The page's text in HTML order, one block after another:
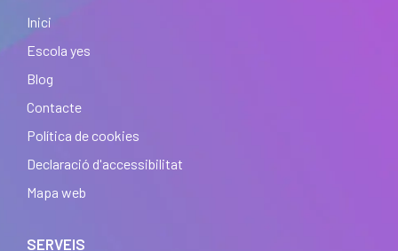
Inici
Escola yes
Blog
Contacte
Política de cookies
Declaració d'accessibilitat
Mapa web
SERVEIS